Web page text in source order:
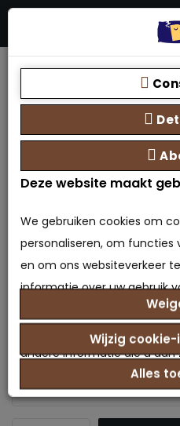
Dekbed Microvezel 4-
Dekbed
Jaargetijden
0
Merk:Bedden Plein 40-45 B.V.
Model: BTX-6013838478419
Beschikbaarheid: Op voorraad
€34,99
Dekbed maat : info
Deze website maakt
We gebruiken cookies om
personaliseren, om functies
en om ons websiteverkeer
informatie over uw gebruik
partners voor social media,
partners kunnen deze
andere informatie die u
hebben verzameld op basis
services.
Wijzig
Alles